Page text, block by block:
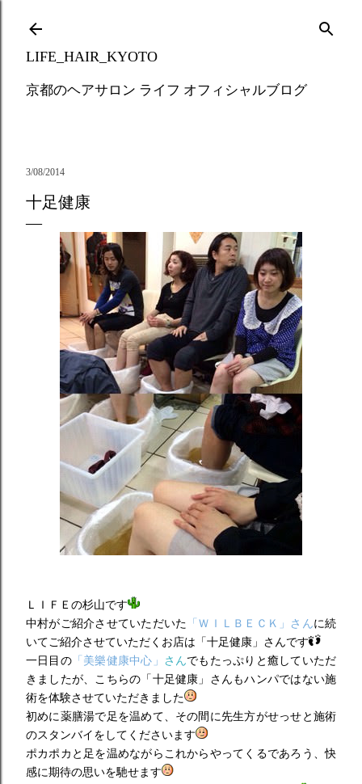
LIFE_HAIR_KYOTO
京都のヘアサロン ライフ オフィシャルブログ
3/08/2014
十足健康
ＬＩＦＥの杉山です
中村がご紹介させていただいた 「ＷＩＬＢＥＣＫ」さんに続
いてご紹介させていただくお店は「十足健康」さんです
一日目の「美樂健康中心」 さんでもたっぷりと癒していただ
きましたが、こちらの「十足健康」さんもハンパではない施
術を体験させていただきました
初めに薬膳湯で足を温めて、その間に先生方がせっせと施術
のスタンバイをしてくださいます
ポカポカと足を温めながらこれからやってくるであろう、快
感に期待の思いを馳せます